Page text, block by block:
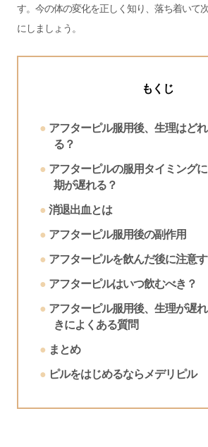
す。今の体の変化を正しく知り、落ち着いて
にしましょう。
もくじ
アフターピル服用後、生理はど
る？
アフターピルの服用タイミング
期が遅れる？
消退出血とは
アフターピル服用後の副作用
アフターピルを飲んだ後に注意
アフターピルはいつ飲むべき？
アフターピル服用後、生理が遅
きによくある質問
まとめ
ピルをはじめるならメデリピル